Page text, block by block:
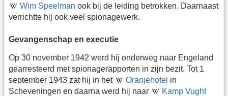
Wim Speelman ook bij de leiding betrokken. Daarnaast
verrichtte hij ook veel spionagewerk.
Gevangenschap en executie
Op 30 november 1942 werd hij onderweg naar Engeland
gearresteerd met spionagerapporten in zijn bezit. Tot 1
september 1943 zat hij in het
Oranjehotel in
Scheveningen en daarna werd hij naar
Kamp Vught